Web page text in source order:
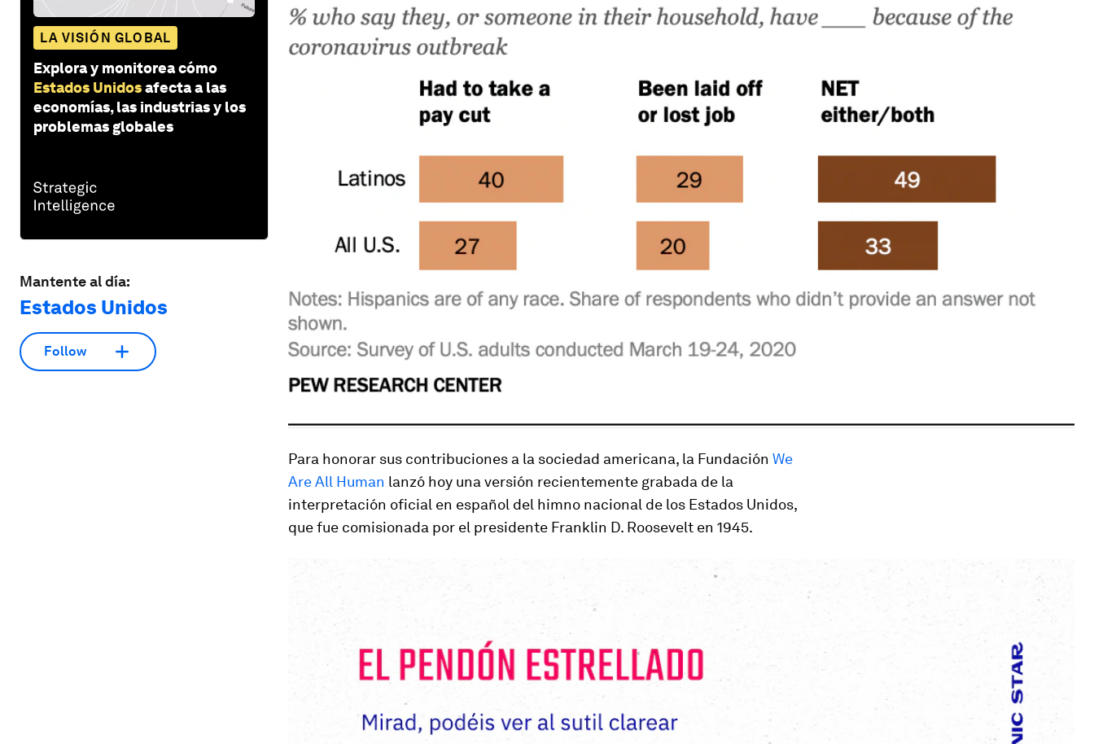
LA VISIÓN GLOBAL
Explora y monitorea cómo
Estados Unidosafecta a las
economías, las industrias y los
problemas globales
Mantente al día:
Estados Unidos
Follow
Para honorar sus contribuciones a la sociedad americana, la Fundación We
Are All Human lanzó hoy una versión recientemente grabada de la
interpretación oficial en español del himno nacional de los Estados Unidos,
que fue comisionada por el presidente Franklin D. Roosevelt en 1945.